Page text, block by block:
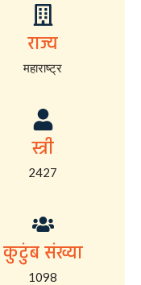
राज्य
महाराष्ट्र
स्त्री
2427
कुटुंब संख्या
1098